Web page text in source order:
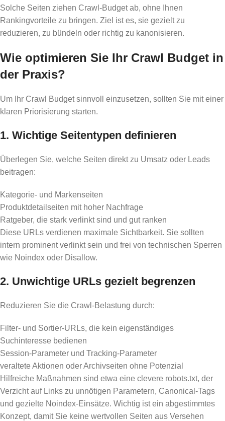
Solche Seiten ziehen Crawl-Budget ab, ohne Ihnen
Rankingvorteile zu bringen. Ziel ist es, sie gezielt zu
reduzieren, zu bündeln oder richtig zu kanonisieren.
Wie optimieren Sie Ihr Crawl Budget in
der Praxis?
Um Ihr Crawl Budget sinnvoll einzusetzen, sollten Sie mit einer
klaren Priorisierung starten.
1. Wichtige Seitentypen definieren
Überlegen Sie, welche Seiten direkt zu Umsatz oder Leads
beitragen:
Kategorie- und Markenseiten
Produktdetailseiten mit hoher Nachfrage
Ratgeber, die stark verlinkt sind und gut ranken
Diese URLs verdienen maximale Sichtbarkeit. Sie sollten
intern prominent verlinkt sein und frei von technischen Sperren
wie Noindex oder Disallow.
2. Unwichtige URLs gezielt begrenzen
Reduzieren Sie die Crawl-Belastung durch:
Filter- und Sortier-URLs, die kein eigenständiges
Suchinteresse bedienen
Session-Parameter und Tracking-Parameter
veraltete Aktionen oder Archivseiten ohne Potenzial
Hilfreiche Maßnahmen sind etwa eine clevere robots.txt, der
Verzicht auf Links zu unnötigen Parametern, Canonical-Tags
und gezielte Noindex-Einsätze. Wichtig ist ein abgestimmtes
Konzept, damit Sie keine wertvollen Seiten aus Versehen